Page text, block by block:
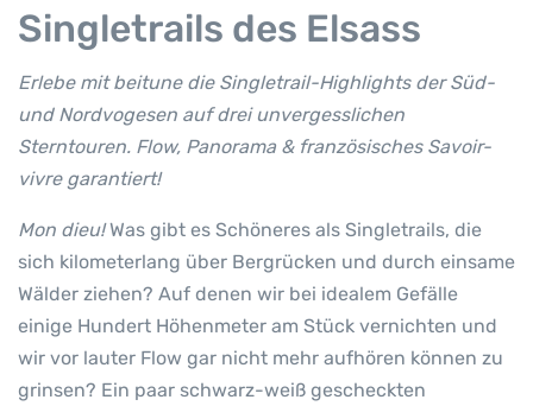
M
e
n
Singletrails des Elsass
Erlebe mit beitune die Singletrail-Highlights der Süd-
und Nordvogesen auf drei unvergesslichen
Sterntouren. Flow, Panorama & französisches Savoir-
vivre garantiert!
Mon dieu!Was gibt es Schöneres als Singletrails, die
sich kilometerlang über Bergrücken und durch einsame
Wälder ziehen? Auf denen wir bei idealem Gefälle
einige Hundert Höhenmeter am Stück vernichten und
wir vor lauter Flow gar nicht mehr aufhören können zu
grinsen? Ein paar schwarz-weiß gescheckten